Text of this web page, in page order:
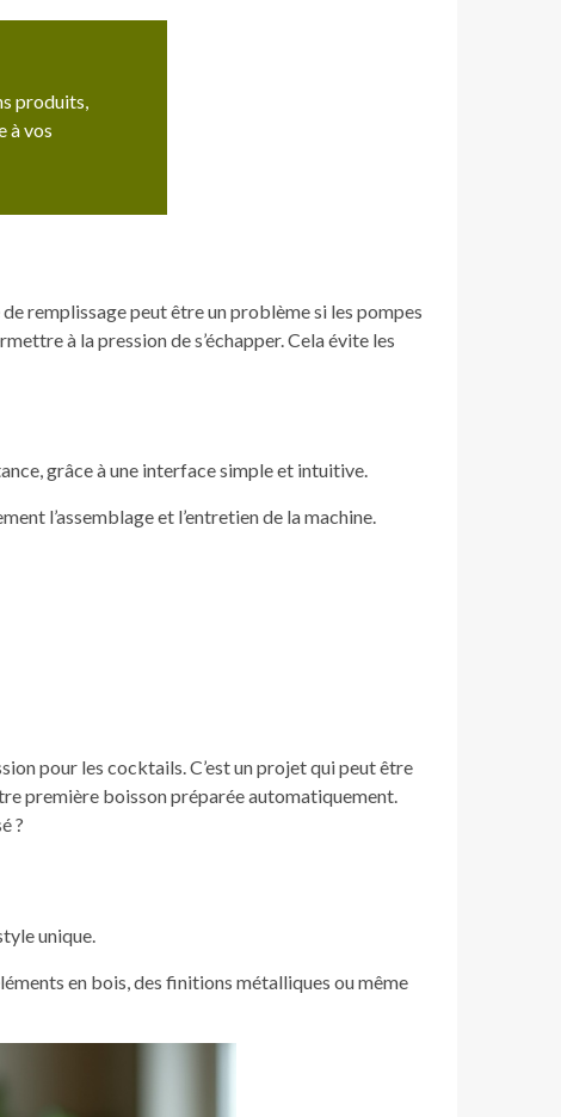
produits,
à vos
remplissage peut être un problème si les pompes
à la pression de s’échapper. Cela évite les
grâce à une interface simple et intuitive.
l’assemblage et l’entretien de la machine.
pour les cocktails. C’est un projet qui peut être
première boisson préparée automatiquement.
?
unique.
en bois, des finitions métalliques ou même